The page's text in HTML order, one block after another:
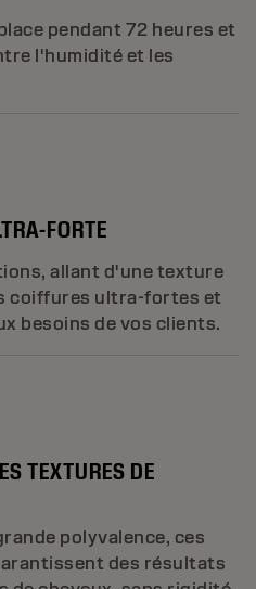
pendant 72 heures et
l'humidité et les
FORTE
allant d'une texture
coiffures ultra-fortes et
besoins de vos clients.
TEXTURES DE
polyvalence, ces
des résultats